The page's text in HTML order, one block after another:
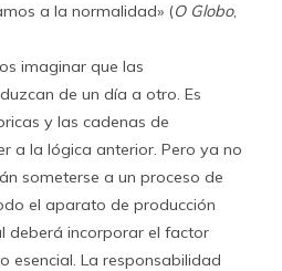
a la normalidad» (O Globo,
imaginar que las
de un día a otro. Es
y las cadenas de
a la lógica anterior. Pero ya no
someterse a un proceso de
el aparato de producción
deberá incorporar el factor
esencial. La responsabilidad